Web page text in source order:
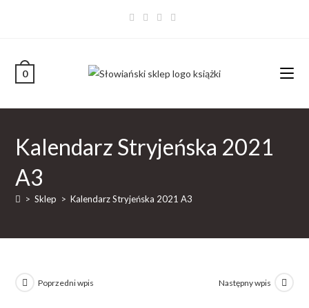
0
Kalendarz Stryjeńska 2021
A3
> Sklep > Kalendarz Stryjeńska 2021 A3
Poprzedni wpis Następny wpis